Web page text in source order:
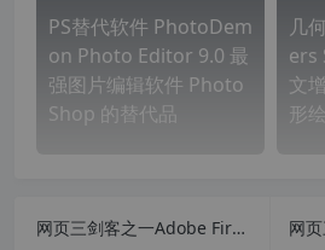
PS替代软件 PhotoDem
on Photo Editor 9.0 最
强图片编辑软件 Photo
Shop 的替代品
几
ers
文
形
网页三剑客之一Adobe Fireworks CS6 经典中文终结版最后支持xp版本